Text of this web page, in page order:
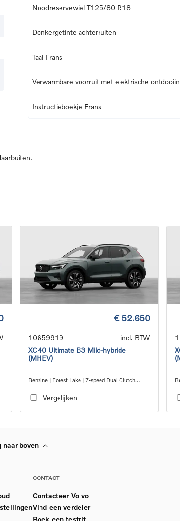
Noodreservewiel T125/80 R18
Donkergetinte achterruiten
Taal Frans
Verwarmbare voorruit met elektrische
Instructieboekje Frans
€ 52.650
10659919
incl. BTW
XC40 Ultimate B3 Mild-hybride
(MHEV)
Benzine | Forest Lake | 7-speed Dual Clutch
Vergelijken
naar boven
CONTACT
Contacteer Volvo
Vind een verdeler
Boek een testrit